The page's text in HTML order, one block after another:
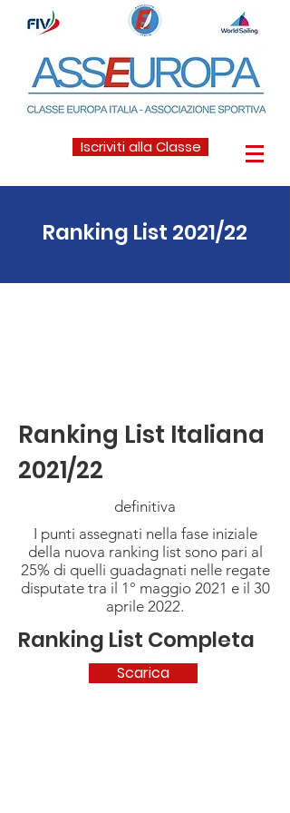
Iscriviti alla Classe
Ranking List 2021/22
Ranking List Italiana
2021/22
definitiva
I punti assegnati nella fase iniziale
della nuova ranking list sono pari al
25% di quelli guadagnati nelle regate
disputate tra il 1° maggio 2021 e il 30
aprile 2022.
Ranking List Completa
Scarica